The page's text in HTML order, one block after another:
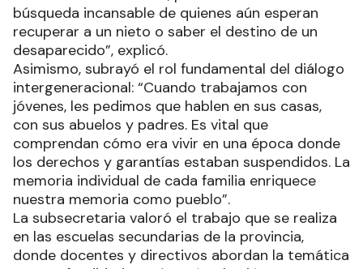
búsqueda incansable de quienes aún esperan
recuperar a un nieto o saber el destino de un
desaparecido”, explicó.
Asimismo, subrayó el rol fundamental del diálogo
intergeneracional: “Cuando trabajamos con
jóvenes, les pedimos que hablen en sus casas,
con sus abuelos y padres. Es vital que
comprendan cómo era vivir en una época donde
los derechos y garantías estaban suspendidos. La
memoria individual de cada familia enriquece
nuestra memoria como pueblo”.
La subsecretaria valoró el trabajo que se realiza
en las escuelas secundarias de la provincia,
donde docentes y directivos abordan la temática